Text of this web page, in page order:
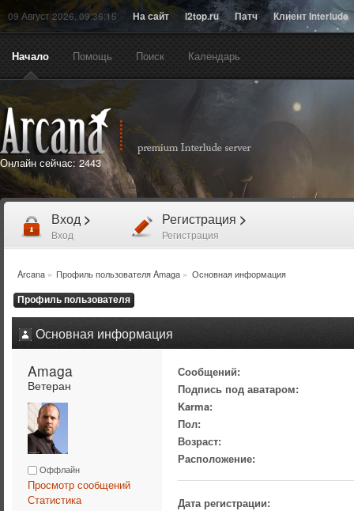
09 Август 2026, 09:36:15 На сайт l2top.ru Патч Клиент Interlude
Начало Помощь Поиск Календарь
Онлайн сейчас: 2443
Вход >
Вход
Регистрация >
Регистрация
Arcana» Профиль пользователя Amaga » Основная информация
Профиль пользователя
Основная информация
Amaga
Ветеран
Оффлайн
Просмотр сообщений
Статистика
Сообщений:
Подпись под аватаром:
Karma:
Пол:
Возраст:
Расположение:
Дата регистрации: